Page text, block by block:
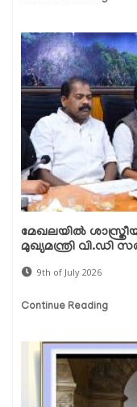
മേഖലയിൽ
മുഖ്യമന്ത്രി വി.ഡി
9th of July 2026
Continue Reading